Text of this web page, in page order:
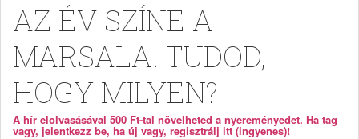
AZ ÉV SZÍNE A
MARSALA! TUDOD,
HOGY MILYEN?
A hír elolvasásával 500 Ft-tal növelheted a nyereményedet. Ha tag
vagy, jelentkezz be, ha új vagy, regisztrálj itt (ingyenes)!